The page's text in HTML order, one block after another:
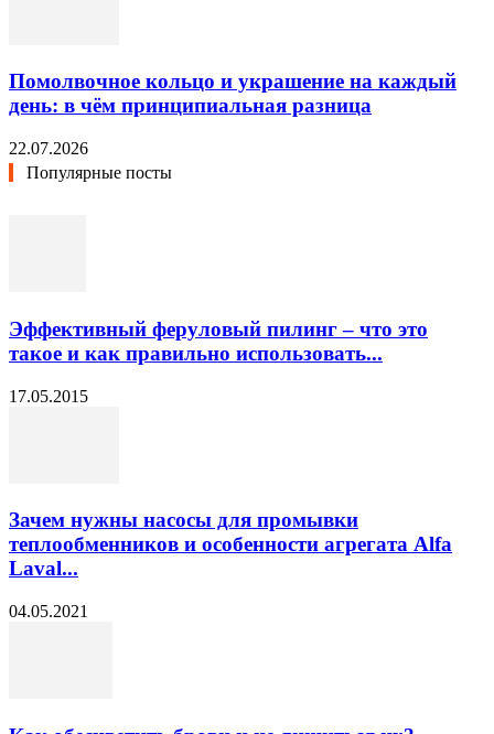
Помолвочное кольцо и украшение на каждый
день: в чём принципиальная разница
22.07.2026
Популярные посты
Эффективный феруловый пилинг – что это
такое и как правильно использовать...
17.05.2015
Зачем нужны насосы для промывки
теплообменников и особенности агрегата Alfa
Laval...
04.05.2021